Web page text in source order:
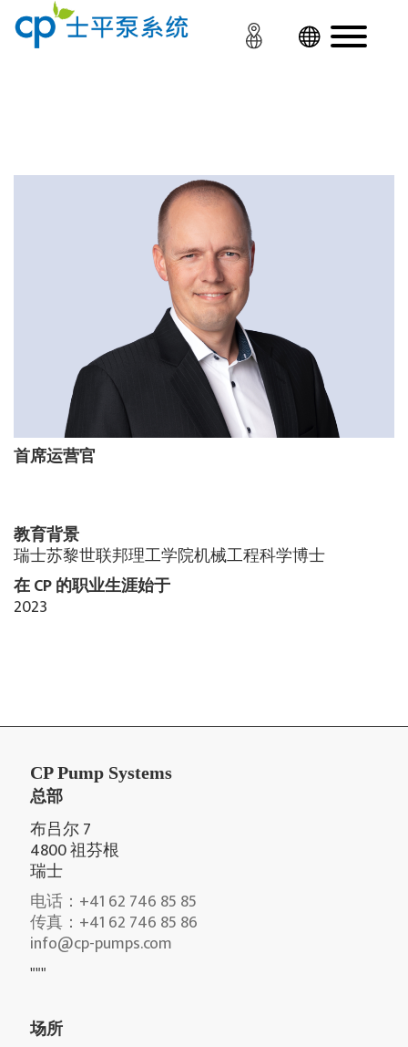
首席运营官
教育背景
瑞士苏黎世联邦理工学院机械工程科学博士
在 CP 的职业生涯始于
2023
CP Pump Systems
总部
布吕尔 7
4800 祖芬根
瑞士
电话：+41 62 746 85 85
传真：+41 62 746 85 86
info@cp-pumps.com
"""
场所